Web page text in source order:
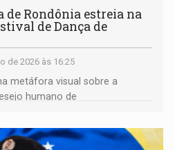
de Rondônia estreia na
de Dança de
de 2026 às 16:25
metáfora visual sobre a
humano de